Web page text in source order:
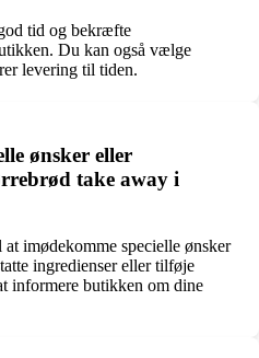
tid og bekræfte
Du kan også vælge
levering til tiden.
ønsker eller
take away i
imødekomme specielle ønsker
ingredienser eller tilføje
informere butikken om dine